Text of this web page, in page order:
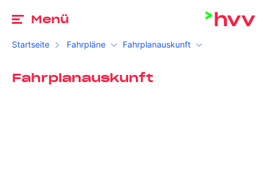
Menü
Startseite Fahrpläne Fahrplanauskunft
Fahrplanauskunft